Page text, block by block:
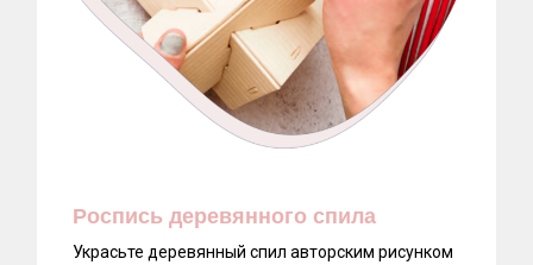
Роспись деревянного спила
Украсьте деревянный спил авторским рисунком